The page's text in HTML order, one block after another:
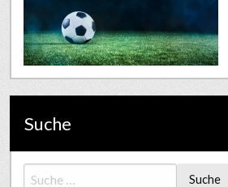
Suche
Suche